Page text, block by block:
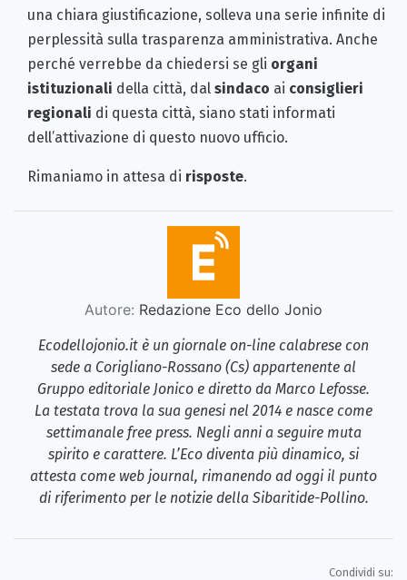
una chiara giustificazione, solleva una serie infinite di
perplessità sulla trasparenza amministrativa. Anche
perché verrebbe da chiedersi se gli organi
istituzionali della città, dal sindaco ai consiglieri
regionali di questa città, siano stati informati
dell’attivazione di questo nuovo ufficio.
Rimaniamo in attesa di risposte.
Autore: Redazione Eco dello Jonio
Ecodellojonio.it è un giornale on-line calabrese con
sede a Corigliano-Rossano (Cs) appartenente al
Gruppo editoriale Jonico e diretto da Marco Lefosse.
La testata trova la sua genesi nel 2014 e nasce come
settimanale free press. Negli anni a seguire muta
spirito e carattere. L’Eco diventa più dinamico, si
attesta come web journal, rimanendo ad oggi il punto
di riferimento per le notizie della Sibaritide-Pollino.
Condividi su: